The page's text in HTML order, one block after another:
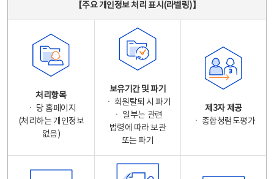
【주요 개인정보 처리 표시(라벨링)】
처리항목
ㆍ 당 홈페이지
(처리하는 개인정보
없음)
보유기간 및 파기
ㆍ 회원탈퇴 시 파기
ㆍ 일부는 관련
법령에 따라 보관
또는 파기
제3자 제공
ㆍ 종합청렴도평가